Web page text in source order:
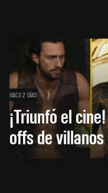
HACE 2 DÍAS
¡Triunfó el
offs de